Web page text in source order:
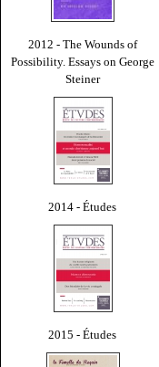
2012 - The Wounds of
Possibility. Essays on George
Steiner
2014 - Études
2015 - Études